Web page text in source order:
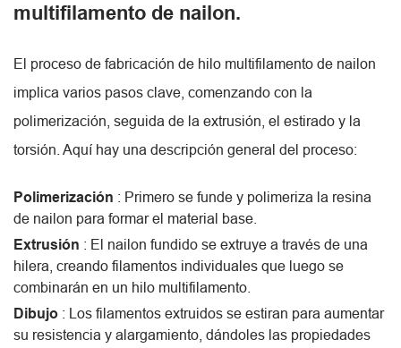
multifilamento de nailon.
El proceso de fabricación de hilo multifilamento de nailon
implica varios pasos clave, comenzando con la
polimerización, seguida de la extrusión, el estirado y la
torsión. Aquí hay una descripción general del proceso:
Polimerización : Primero se funde y polimeriza la resina
de nailon para formar el material base.
Extrusión : El nailon fundido se extruye a través de una
hilera, creando filamentos individuales que luego se
combinarán en un hilo multifilamento.
Dibujo : Los filamentos extruidos se estiran para aumentar
su resistencia y alargamiento, dándoles las propiedades